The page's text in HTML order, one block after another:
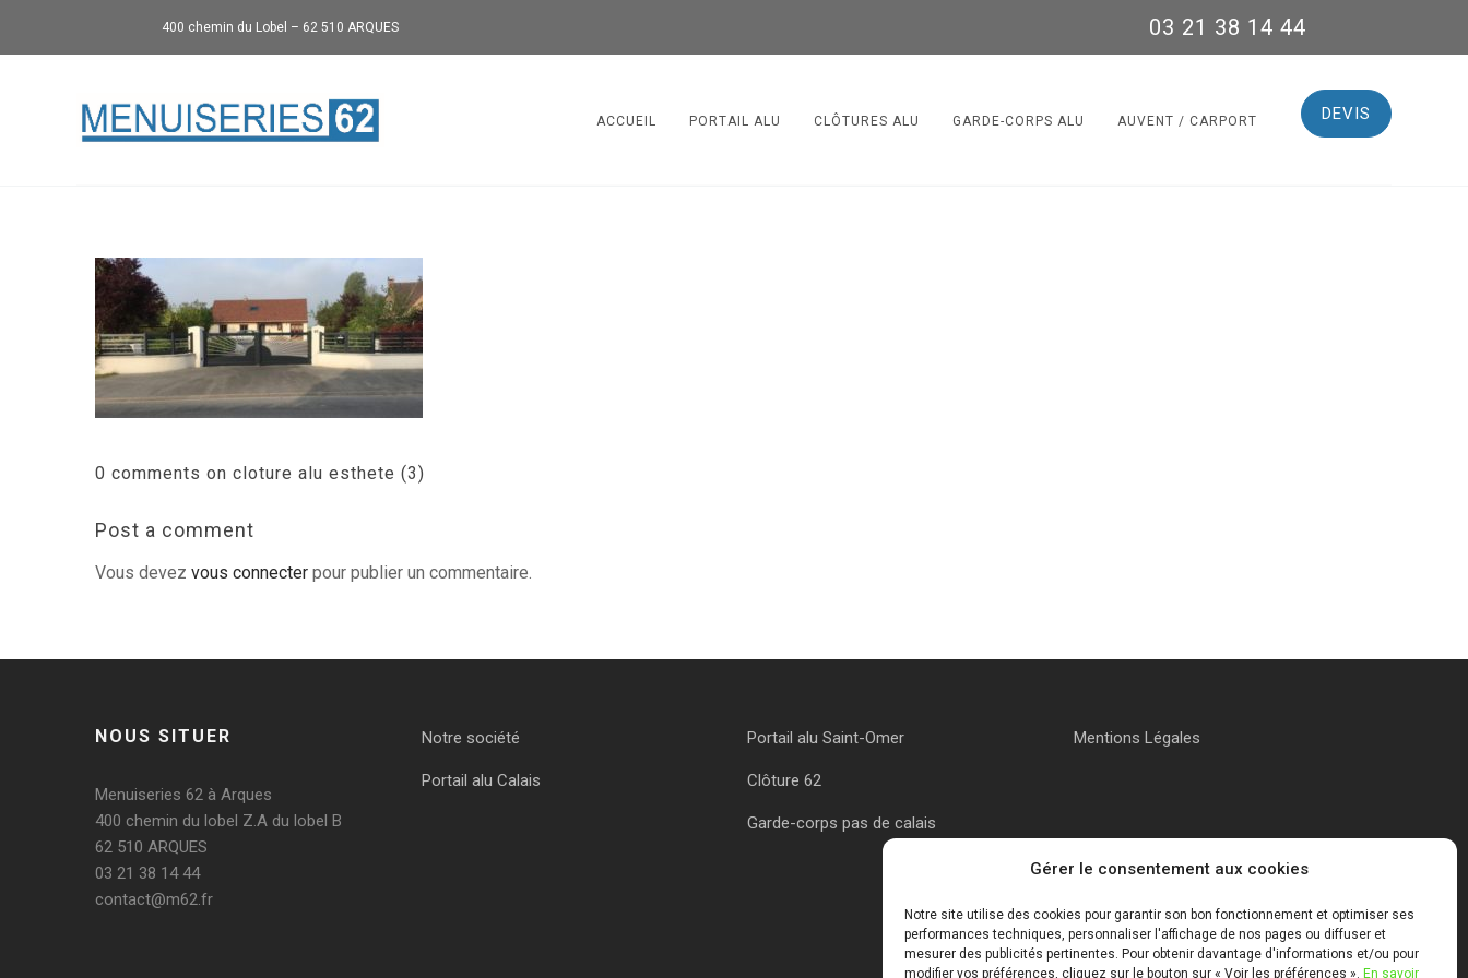
Gérer le consentement aux cookies
Notre site utilise des cookies pour garantir son bon fonctionnement et optimiser ses
performances techniques, personnaliser l'affichage de nos pages ou diffuser et
mesurer des publicités pertinentes. Pour obtenir davantage d'informations et/ou pour
modifier vos préférences, cliquez sur le bouton sur « Voir les préférences ». En savoir
400 chemin du Lobel – 62 510 ARQUES 03 21 38 14 44
DEVIS
ACCUEIL PORTAIL ALU CLÔTURES ALU GARDE-CORPS ALU AUVENT / CARPORT
0 comments on cloture alu esthete (3)
Post a comment
Vous devezvous connecter pour publier un commentaire.
NOUS SITUER
Menuiseries 62 à Arques
400 chemin du lobel Z.A du lobel B
62 510 ARQUES
03 21 38 14 44
contact@m62.fr
Notre société
Portail alu Calais
Portail alu Saint-Omer
Clôture 62
Garde-corps pas de calais
Mentions Légales